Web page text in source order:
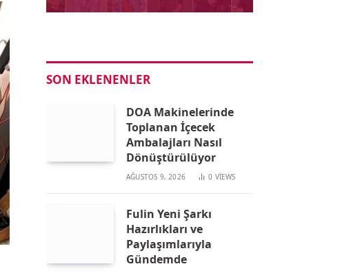
SON EKLENENLER
DOA Makinelerinde
Toplanan İçecek
Ambalajları Nasıl
Dönüştürülüyor
AĞUSTOS 9, 2026 0 VIEWS
Fulin Yeni Şarkı
Hazırlıkları ve
Paylaşımlarıyla
Gündemde